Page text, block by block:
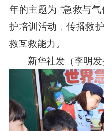
年的主题为 “急救与
护培训活动，传播救
救互救能力。
新华社发（李明发